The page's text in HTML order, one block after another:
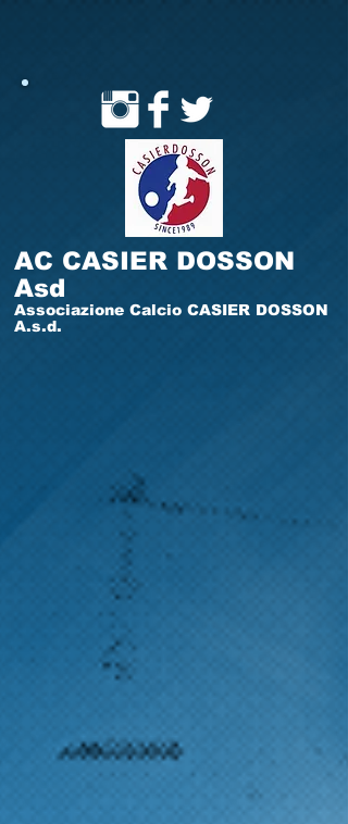
AC CASIER DOSSON
Asd
Associazione Calcio CASIER DOSSON
A.s.d.